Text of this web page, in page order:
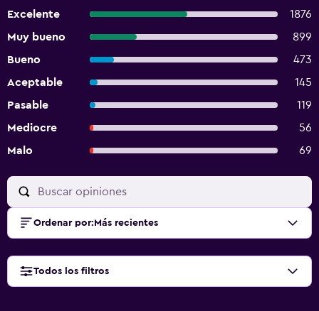
Excelente
1876
Muy bueno
899
Bueno
473
Aceptable
145
Pasable
119
Mediocre
56
Malo
69
Ordenar por: Más recientes
Todos los filtros